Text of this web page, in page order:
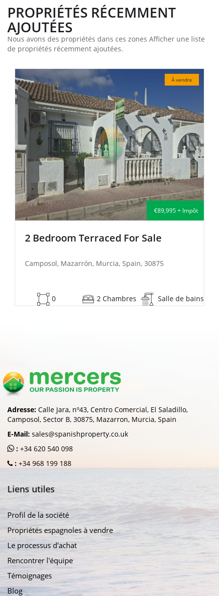
PROPRIÉTÉS RÉCEMMENT
AJOUTÉES
Nous avons des propriétés dans ces zones Afficher une liste
de propriétés récemment ajoutées.
Impôt
vendre
€135,000 +
2 Bedroom Semi-Detached For
Camposol, Mazarrón, Murcia, Spain, 30875
53 2 Chambres Salle de
Adresse: Calle Jara, nº43, Centro Comercial, El Saladillo,
Camposol, Sector B, 30875, Mazarron, Murcia, Spain
E-Mail: sales@spanishproperty.co.uk
: +34 620 540 098
: +34 968 199 188
Liens utiles
Profil de la société
Propriétés espagnoles à vendre
Le processus d'achat
Rencontrer l'équipe
Témoignages
Blog